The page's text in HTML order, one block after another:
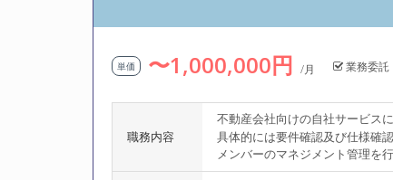
単価 〜1,000,000円 /月 業務委託
職務内容
不動産会社向けの自社サービス
具体的には要件確認及び仕様確
メンバーのマネジメント管理を